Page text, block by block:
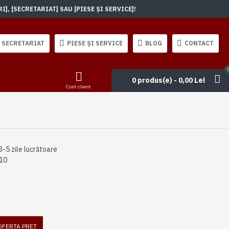
[SECRETARIAT] SAU [PIESE ȘI SERVICE]!
SECRETARIAT PIESE ȘI SERVICE BLOG CONTACT
Cont client
0 produs(e) - 0,00 Lei
5 zile lucrătoare
PRET